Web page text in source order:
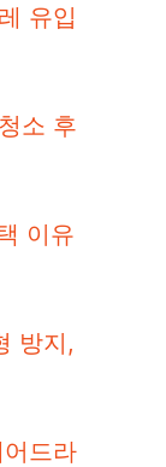
유입
소 후
이유
방지,
드라